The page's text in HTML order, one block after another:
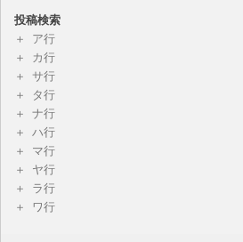
投稿検索
ア行
カ行
サ行
タ行
ナ行
ハ行
マ行
ヤ行
ラ行
ワ行